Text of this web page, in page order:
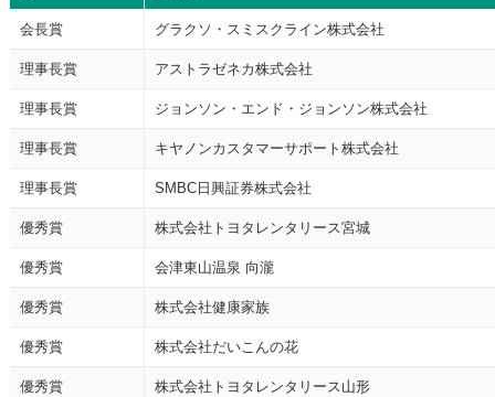
会長賞 グラクソ・スミスクライン株式会社
理事長賞 アストラゼネカ株式会社
理事長賞 ジョンソン・エンド・ジョンソン株式会社
理事長賞 キヤノンカスタマーサポート株式会社
理事長賞 SMBC日興証券株式会社
優秀賞 株式会社トヨタレンタリース宮城
優秀賞 会津東山温泉 向瀧
優秀賞 株式会社健康家族
優秀賞 株式会社だいこんの花
優秀賞 株式会社トヨタレンタリース山形